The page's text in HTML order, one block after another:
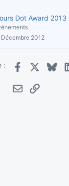
Dot Award
Décembre 2012
:
Facebook
X
E-mailLien